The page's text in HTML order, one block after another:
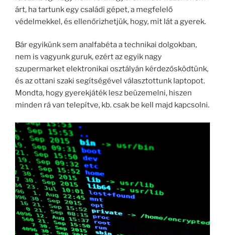
árt, ha tartunk egy családi gépet, a megfelelő
védelmekkel, és ellenőrizhetjük, hogy, mit lát a gyerek.
Bár egyikünk sem analfabéta a technikai dolgokban,
nem is vagyunk guruk, ezért az egyik nagy
szupermarket elektronikai osztályán kérdezősködtünk,
és az ottani szaki segítségével választottunk laptopot.
Mondta, hogy gyerekjáték lesz beüzemelni, hiszen
minden rá van telepítve, kb. csak be kell majd kapcsolni.